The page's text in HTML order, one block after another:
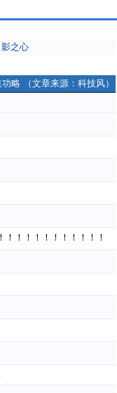
影之心
略 （文章来源：科技风）
！！！！！！！！！！